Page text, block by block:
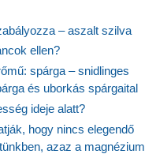
– aszalt szilva
ellen?
spárga – snidlinges
és uborkás spárgaital
ideje alatt?
hogy nincs elegendő
azaz a magnézium